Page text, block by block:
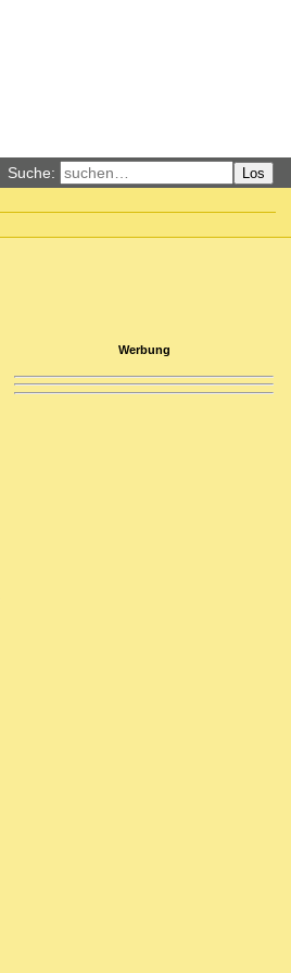
Suche: Los
Werbung